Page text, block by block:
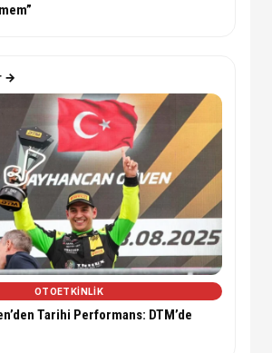
→
OTOETKINLIK
Tarihi Performans: DTM’de